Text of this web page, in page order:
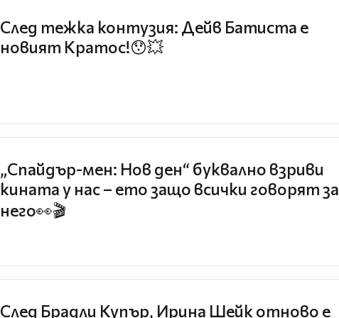
След тежка контузия: Дейв Батиста е
новият Кратос!😯💥
„Спайдър-мен: Нов ден“ буквално взриви
кината у нас – ето защо всички говорят за
него👀🎬
След Брадли Купър, Ирина Шейк отново е